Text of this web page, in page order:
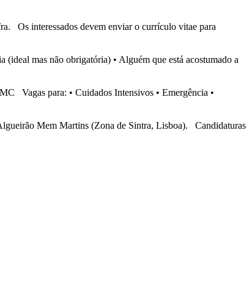
Os interessados devem enviar o currículo vitae para
mas não obrigatória) • Alguém que está acostumado a
Vagas para: • Cuidados Intensivos • Emergência •
Mem Martins (Zona de Sintra, Lisboa). Candidaturas